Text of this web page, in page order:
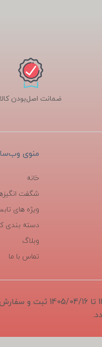
ضمانت اصل‌بودن کالا
منوی
خانه
شگفت
ویژه های
دسته بندی
وبلاگ
تماس با ما
از تاریخ 1405/04/13